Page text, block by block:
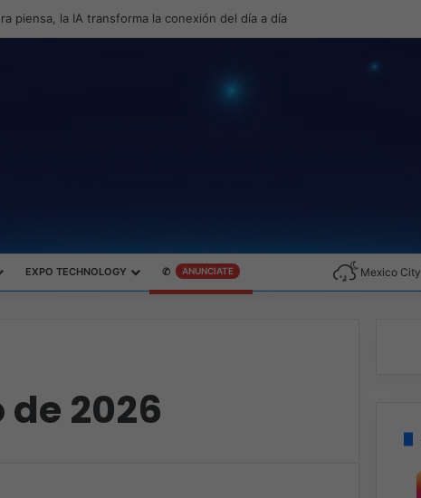
y el gaming con la experiencia Duo
EXPO TECHNOLOGY ✆ ANUNCIATE Mexico City
de 2026